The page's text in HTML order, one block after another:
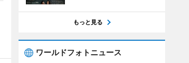
もっと見る
ワールドフォトニュース